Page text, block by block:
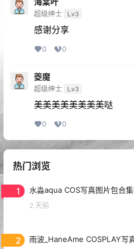
超级绅士 Lv3
感谢分享
0 0
夔魔
超级绅士 Lv3
美美美美美美美美哒
0 0
热门浏览
1 水淼aqua COS写真图片包合
2 天前
2 雨波_HaneAme COSPLAY写